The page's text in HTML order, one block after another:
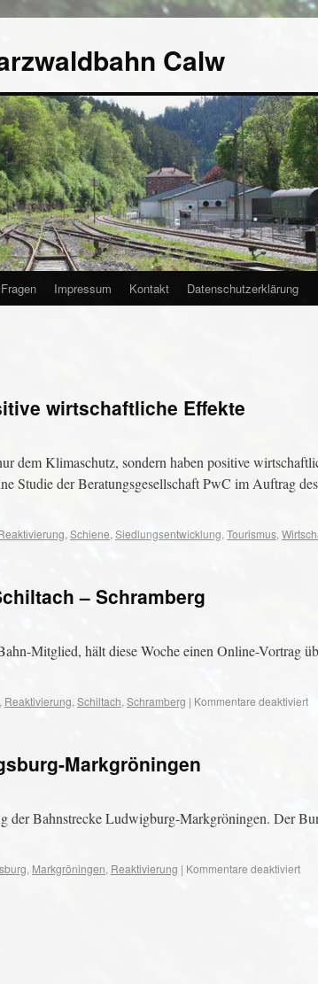
Calw
Impressum Kontakt Datenschutzerklärung
wirtschaftliche Effekte
dem Klimaschutz, sondern haben positive
Studie der Beratungsgesellschaft PwC im Auftrag
, Schiene, Siedlungsentwicklung, Tourismus,
– Schramberg
Mitglied, hält diese Woche einen Online-Vortrag
, Reaktivierung, Schiltach, Schramberg | Kommentare deaktiviert
Markgröningen
der Bahnstrecke Ludwigburg-Markgröningen. Der
, Markgröningen, Reaktivierung | Kommentare deaktiviert